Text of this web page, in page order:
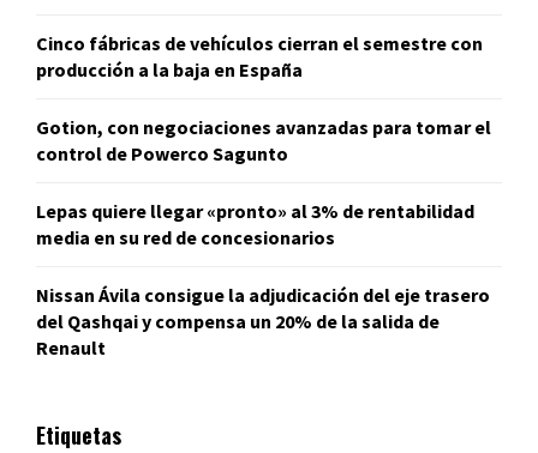
Cinco fábricas de vehículos cierran el semestre con
producción a la baja en España
Gotion, con negociaciones avanzadas para tomar el
control de Powerco Sagunto
Lepas quiere llegar «pronto» al 3% de rentabilidad
media en su red de concesionarios
Nissan Ávila consigue la adjudicación del eje trasero
del Qashqai y compensa un 20% de la salida de
Renault
Etiquetas